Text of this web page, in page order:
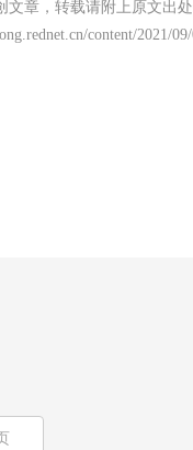
文章，转载请附上原文出处
content/2021/